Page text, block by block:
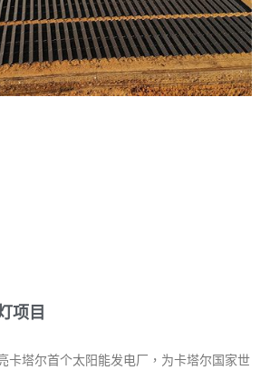
项目
卡塔尔首个太阳能发电厂，为卡塔尔国家世